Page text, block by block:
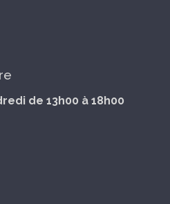
de 13h00 à 18h00